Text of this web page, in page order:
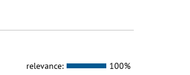
relevance: 100%